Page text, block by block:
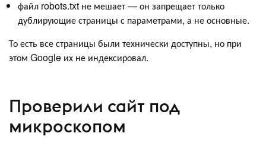
файл robots.txt не мешает — он запрещает только
дублирующие страницы с параметрами, а не основные.
То есть все страницы были технически доступны, но при
этом Google их не индексировал.
Проверили сайт под
микроскопом